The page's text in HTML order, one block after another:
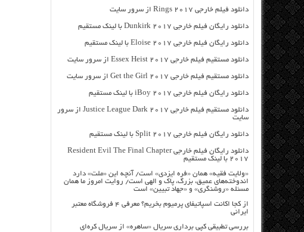
دانلود فیلم خارجی Rings 2017 از سرور سایت
دانلود رایگان فیلم خارجی Dunkirk 2017 با لینک مستقیم
دانلود رایگان فیلم خارجی Eloise 2017 با لینک مستقیم
دانلود مستقیم فیلم خارجی Essex Heist 2017 از سرور سایت
دانلود مستقیم فیلم خارجی Get the Girl 2017 از سرور سایت
دانلود رایگان فیلم خارجی iBoy 2017 با لینک مستقیم
دانلود مستقیم فیلم خارجی Justice League Dark 2017 از سرور
سایت
دانلود رایگان فیلم خارجی Split 2017 با لینک مستقیم
دانلود رایگان فیلم خارجی Resident Evil The Final Chapter
2017 با لینک مستقیم
«ولایت فقیه» همان «فره ایزدی» است/ آنچه این «ملت» دارد
اندوخته‌های عمیق، بزرگ، پاک و الهی است/ روایت امروز ما همان
مسئله «روشنگری» و «جهاد تبیین» است
از کجا اکانت اسپاتیفای پرمیوم بخریم؟ معرفی ۴ فروشگاه معتبر
ایرانی
بررسی تطبیقی کپی برداری سریال «ساهره» از سریال کره‌ای